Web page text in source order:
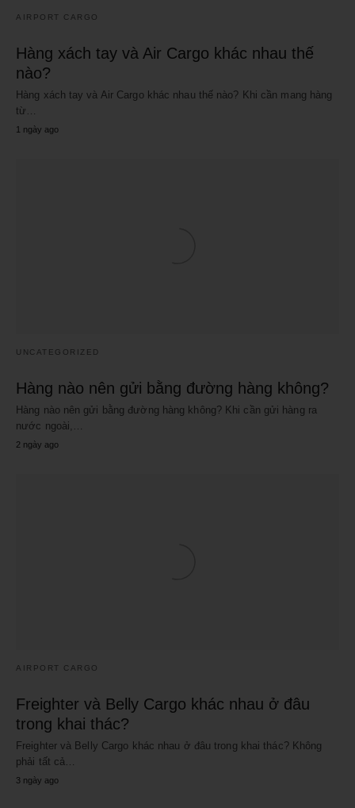
AIRPORT CARGO
Hàng xách tay và Air Cargo khác nhau thế
nào?
Hàng xách tay và Air Cargo khác nhau thế nào? Khi cần mang hàng
từ…
1 ngày ago
UNCATEGORIZED
Hàng nào nên gửi bằng đường hàng không?
Hàng nào nên gửi bằng đường hàng không? Khi cần gửi hàng ra
nước ngoài,…
2 ngày ago
AIRPORT CARGO
Freighter và Belly Cargo khác nhau ở đâu
trong khai thác?
Freighter và Belly Cargo khác nhau ở đâu trong khai thác? Không
phải tất cả…
3 ngày ago